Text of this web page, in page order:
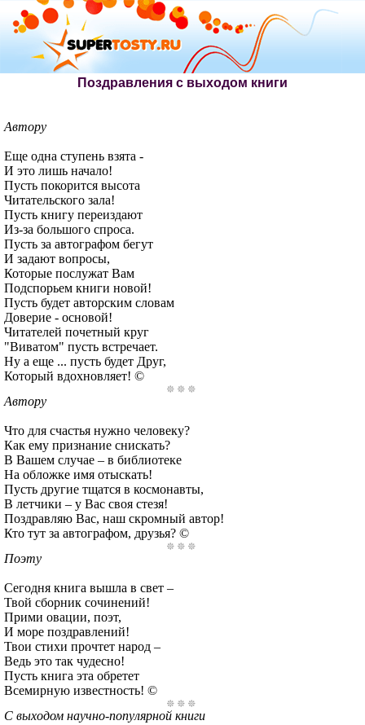
Поздравления с выходом книги
Автору
Еще одна ступень взята -
И это лишь начало!
Пусть покорится высота
Читательского зала!
Пусть книгу переиздают
Из-за большого спроса.
Пусть за автографом бегут
И задают вопросы,
Которые послужат Вам
Подспорьем книги новой!
Пусть будет авторским словам
Доверие - основой!
Читателей почетный круг
"Виватом" пусть встречает.
Ну а еще ... пусть будет Друг,
Который вдохновляет! ©
Автору
Что для счастья нужно человеку?
Как ему признание снискать?
В Вашем случае – в библиотеке
На обложке имя отыскать!
Пусть другие тщатся в космонавты,
В летчики – у Вас своя стезя!
Поздравляю Вас, наш скромный автор!
Кто тут за автографом, друзья? ©
Поэту
Сегодня книга вышла в свет –
Твой сборник сочинений!
Прими овации, поэт,
И море поздравлений!
Твои стихи прочтет народ –
Ведь это так чудесно!
Пусть книга эта обретет
Всемирную известность! ©
С выходом научно-популярной книги